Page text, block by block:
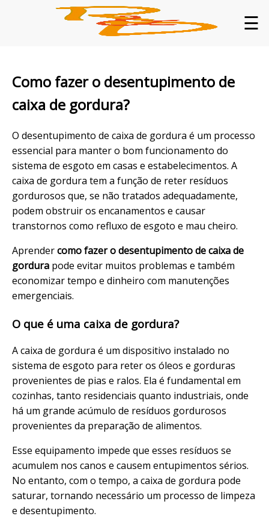
☰
Como fazer o desentupimento de
caixa de gordura?
O desentupimento de caixa de gordura é um processo
essencial para manter o bom funcionamento do
sistema de esgoto em casas e estabelecimentos. A
caixa de gordura tem a função de reter resíduos
gordurosos que, se não tratados adequadamente,
podem obstruir os encanamentos e causar
transtornos como refluxo de esgoto e mau cheiro.
Aprendercomo fazer o desentupimento de caixa de
gordura pode evitar muitos problemas e também
economizar tempo e dinheiro com manutenções
emergenciais.
O que é uma caixa de gordura?
A caixa de gordura é um dispositivo instalado no
sistema de esgoto para reter os óleos e gorduras
provenientes de pias e ralos. Ela é fundamental em
cozinhas, tanto residenciais quanto industriais, onde
há um grande acúmulo de resíduos gordurosos
provenientes da preparação de alimentos.
Esse equipamento impede que esses resíduos se
acumulem nos canos e causem entupimentos sérios.
No entanto, com o tempo, a caixa de gordura pode
saturar, tornando necessário um processo de limpeza
e desentupimento.